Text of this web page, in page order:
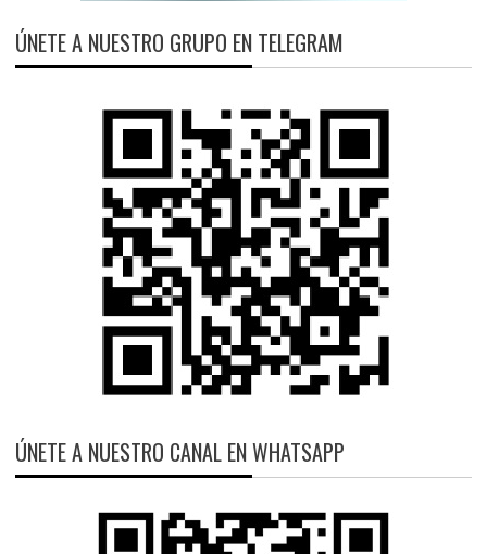
ÚNETE A NUESTRO GRUPO EN TELEGRAM
ÚNETE A NUESTRO CANAL EN WHATSAPP